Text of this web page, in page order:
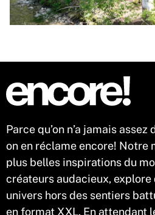
Parce qu’on n’a jamais
on en réclame encore! Notre
plus belles inspirations du
créateurs audacieux,
univers hors des sentiers
en format XXL. En attendant